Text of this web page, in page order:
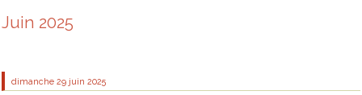
Juin 2025
dimanche 29 juin 2025